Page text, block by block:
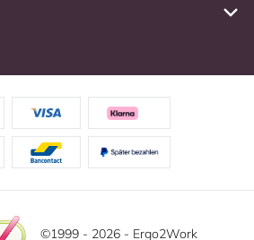
©1999 - 2026 - Ergo2Work